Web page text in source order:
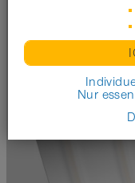
Nur